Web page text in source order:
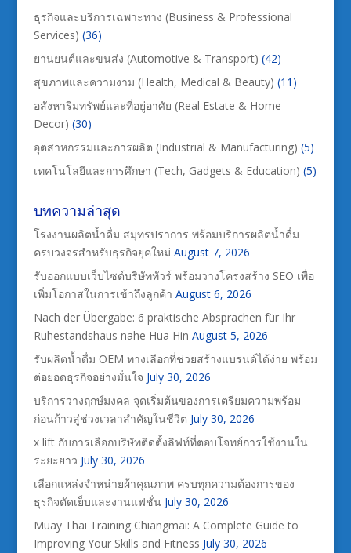
ธุรกิจและบริการเฉพาะทาง (Business & Professional
Services) (36)
ยานยนต์และขนส่ง (Automotive & Transport) (42)
สุขภาพและความงาม (Health, Medical & Beauty) (11)
อสังหาริมทรัพย์และที่อยู่อาศัย (Real Estate & Home
Decor) (30)
อุตสาหกรรมและการผลิต (Industrial & Manufacturing) (5)
เทคโนโลยีและการศึกษา (Tech, Gadgets & Education) (5)
บทความล่าสุด
โรงงานผลิตน้ำดื่ม สมุทรปราการ พร้อมบริการผลิตน้ำดื่ม
ครบวงจรสำหรับธุรกิจยุคใหม่ August 7, 2026
รับออกแบบเว็บไซต์บริษัททัวร์ พร้อมวางโครงสร้าง SEO เพื่อ
เพิ่มโอกาสในการเข้าถึงลูกค้า August 6, 2026
Nach der Übergabe: 6 praktische Absprachen für Ihr
Ruhestandshaus nahe Hua Hin August 5, 2026
รับผลิตน้ำดื่ม OEM ทางเลือกที่ช่วยสร้างแบรนด์ได้ง่าย พร้อม
ต่อยอดธุรกิจอย่างมั่นใจ July 30, 2026
บริการวางฤกษ์มงคล จุดเริ่มต้นของการเตรียมความพร้อม
ก่อนก้าวสู่ช่วงเวลาสำคัญในชีวิต July 30, 2026
x lift กับการเลือกบริษัทติดตั้งลิฟท์ที่ตอบโจทย์การใช้งานใน
ระยะยาว July 30, 2026
เลือกแหล่งจำหน่ายผ้าคุณภาพ ครบทุกความต้องการของ
ธุรกิจตัดเย็บและงานแฟชั่น July 30, 2026
Muay Thai Training Chiangmai: A Complete Guide to
Improving Your Skills and Fitness July 30, 2026